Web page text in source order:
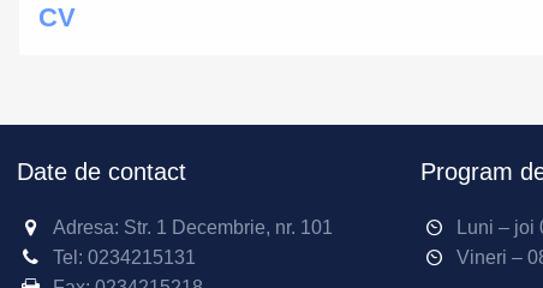
CV
Date de contact
Adresa: Str. 1 Decembrie, nr. 101
Tel: 0234215131
Program
Luni – joi
Vineri –